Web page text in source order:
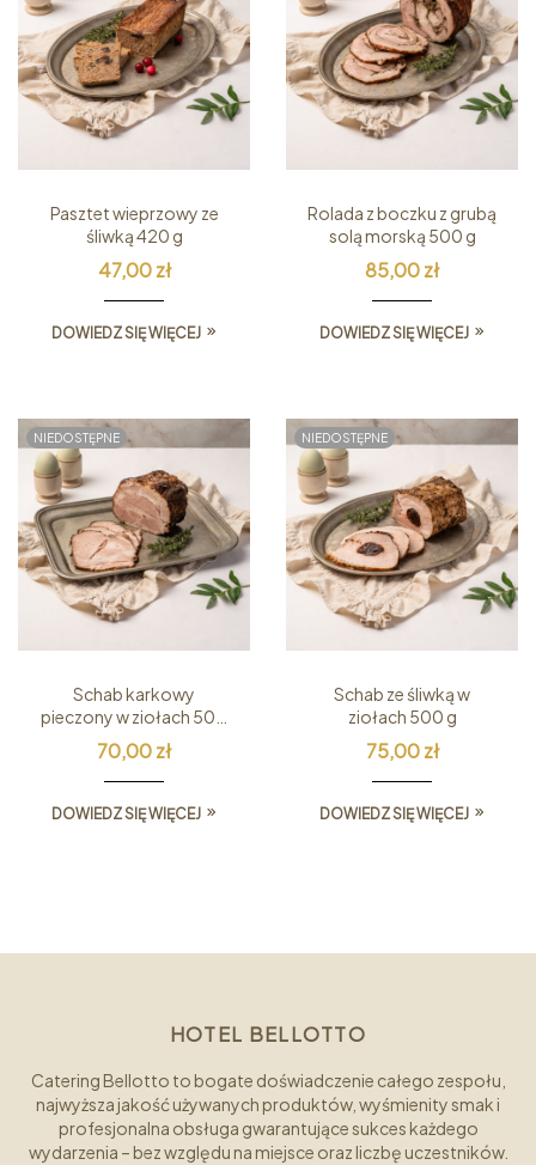
Pasztet wieprzowy ze
śliwką 420 g
47,00zł
DOWIEDZ SIĘ WIĘCEJ
Rolada z boczku z grubą
solą morską 500 g
85,00zł
DOWIEDZ SIĘ WIĘCEJ
NIEDOSTĘPNE
Schab karkowy
pieczony w ziołach 500
g
70,00zł
DOWIEDZ SIĘ WIĘCEJ
NIEDOSTĘPNE
Schab ze śliwką w
ziołach 500 g
75,00zł
DOWIEDZ SIĘ WIĘCEJ
HOTEL BELLOTTO
Catering Bellotto to bogate doświadczenie całego zespołu,
najwyższa jakość używanych produktów, wyśmienity smak i
profesjonalna obsługa gwarantujące sukces każdego
wydarzenia – bez względu na miejsce oraz liczbę uczestników.